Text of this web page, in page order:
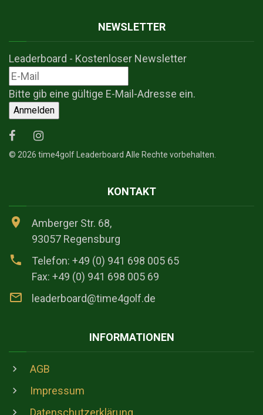
NEWSLETTER
Leaderboard - Kostenloser Newsletter
Bitte gib eine gültige E-Mail-Adresse ein.
Anmelden
© 2026 time4golf Leaderboard Alle Rechte vorbehalten.
KONTAKT
Amberger Str. 68,
93057 Regensburg
Telefon: +49 (0) 941 698 005 65
Fax: +49 (0) 941 698 005 69
leaderboard@time4golf.de
INFORMATIONEN
AGB
Impressum
Datenschutzerklärung